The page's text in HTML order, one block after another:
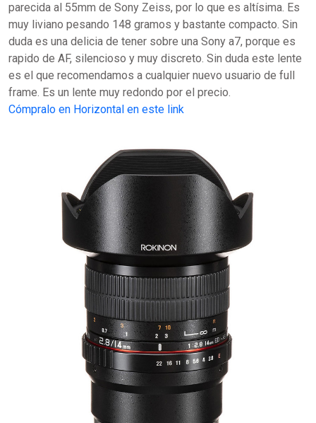
parecida al 55mm de Sony Zeiss, por lo que es altísima. Es
muy liviano pesando 148 gramos y bastante compacto. Sin
duda es una delicia de tener sobre una Sony a7, porque es
rapido de AF, silencioso y muy discreto. Sin duda este lente
es el que recomendamos a cualquier nuevo usuario de full
frame. Es un lente muy redondo por el precio.
Cómpralo en Horizontal en este link